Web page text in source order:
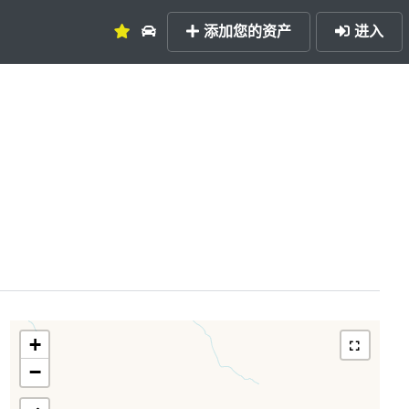
添加您的资产 进入
+
−